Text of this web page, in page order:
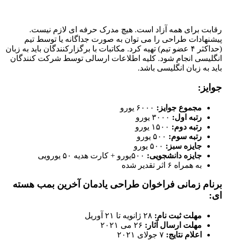
رقابت برای همه آزاد است. هیچ مدرک حرفه ای لازم نیست.
پیشنهادات طراحی را می توان به صورت جداگانه یا توسط تیم
(حداکثر ۴ عضو تیم) تهیه کرد.
مکاتبات با برگزارکنندگان باید به زبان
انگلیسی انجام شود. کلیه اطلاعات ارسالی توسط شرکت کنندگان
باید به زبان انگلیسی باشد.
جوایز:
مجموع جوایز:
رتبه اول:
رتبه دوم:
رتبه سوم:
جایزه سبز:
جایزه دانشجویی:
به همراه ۶ اثر تقدیر شده
برنام زمانی فراخوان طراحی یادمان آخرین بمب هسته
ای:
مهلت ثبت نام:
مهلت ارسال آثار:
اعلام نتایج: